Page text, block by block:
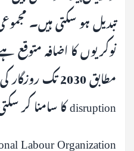
نوکریوں کا اضافہ
disruption کا سامنا کر سکتی ہیں۔